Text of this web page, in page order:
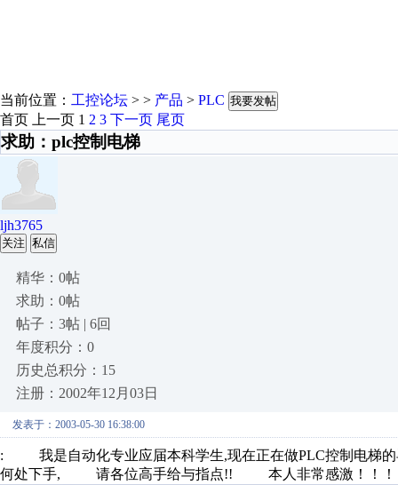
当前位置： 工控论坛 > > 产品 > PLC 我要发帖
首页 上一页 1 2 3 下一页 尾页
求助：plc控制电梯
ljh3765
关注 私信
精华：0帖
求助：0帖
帖子：3帖 | 6回
年度积分：0
历史总积分：15
注册：2002年12月03日
发表于：2003-05-30 16:38:00
: 我是自动化专业应届本科学生,现在正在做PLC控制电梯
何处下手, 请各位高手给与指点!! 本人非常感激！！！